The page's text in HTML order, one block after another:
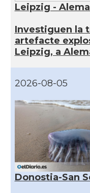
Leipzig -
Investiguen la
artefacte
Leipzig, a
2026-08-05
Donostia-San